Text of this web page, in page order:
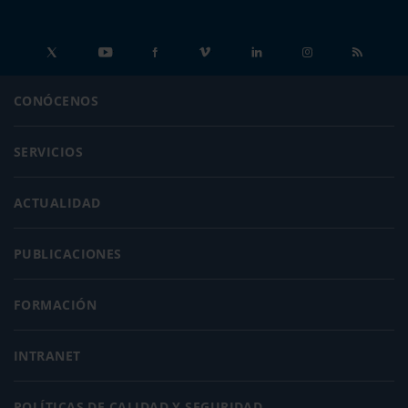
CONÓCENOS
SERVICIOS
ACTUALIDAD
PUBLICACIONES
FORMACIÓN
INTRANET